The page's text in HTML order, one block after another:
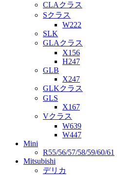
CLAクラス
Sクラス
W222
SLK
GLAクラス
X156
H247
GLB
X247
GLKクラス
GLS
X167
Vクラス
W639
W447
Mini
R55/56/57/58/59/60/61
Mitsubishi
デリカ